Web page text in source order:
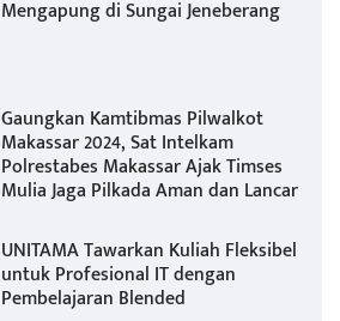
Mengapung di Sungai Jeneberang
Gaungkan Kamtibmas Pilwalkot
Makassar 2024, Sat Intelkam
Polrestabes Makassar Ajak Timses
Mulia Jaga Pilkada Aman dan Lancar
UNITAMA Tawarkan Kuliah Fleksibel
untuk Profesional IT dengan
Pembelajaran Blended